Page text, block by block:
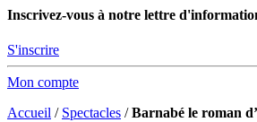
Inscrivez-vous à notre lettre
S'inscrire
Mon compte
Accueil / Spectacles /Barnabé le roman